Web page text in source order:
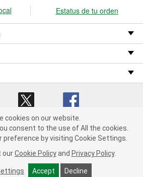
By clicking "Accept", you consent
use of All the cookies.
preference by visiting Cookie Settings.
our Cookie Policy and Privacy Policy.
Accept Decline
Estatus de tu orden
Auto Parts v OST_3.2.0.0.729 (3) cv1361
de transparencia en las cadenas de suministro
cookies on our website.
consent to the use of All the cookies.
preference by visiting Cookie Settings.
our Cookie Policy and Privacy Policy.
Accept Decline